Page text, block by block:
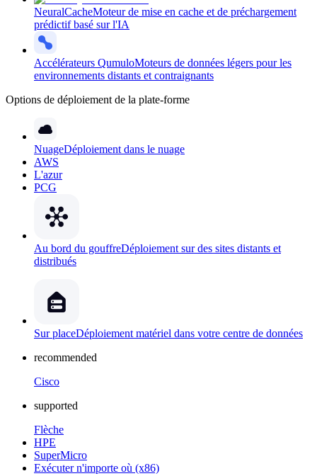
NeuralCacheMoteur de mise en cache et de préchargement
prédictif basé sur l'IA
Accélérateurs QumuloMoteurs de données légers pour les
environnements distants et contraignants
Options de déploiement de la plate-forme
NuageDéploiement dans le nuage
AWS
L'azur
PCG
Au bord du gouffreDéploiement sur des sites distants et
distribués
Sur placeDéploiement matériel dans votre centre de données
recommended
Cisco
supported
Flèche
HPE
SuperMicro
Exécuter n'importe où (x86)